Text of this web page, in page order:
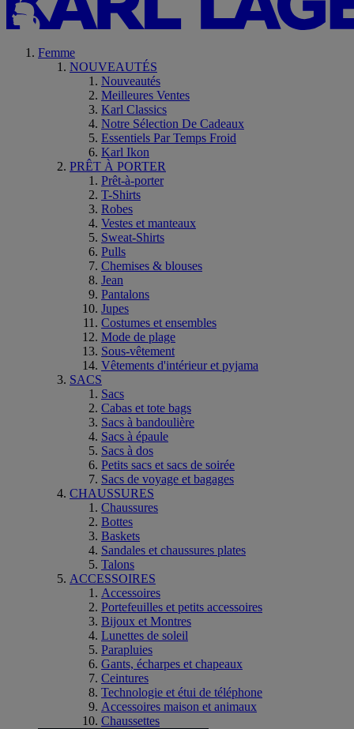
Femme
NOUVEAUTÉS
Nouveautés
Meilleures Ventes
Karl Classics
Notre Sélection De Cadeaux
Essentiels Par Temps Froid
Karl Ikon
PRÊT À PORTER
Prêt-à-porter
T-Shirts
Robes
Vestes et manteaux
Sweat-Shirts
Pulls
Chemises & blouses
Jean
Pantalons
Jupes
Costumes et ensembles
Mode de plage
Sous-vêtement
Vêtements d'intérieur et pyjama
SACS
Sacs
Cabas et tote bags
Sacs à bandoulière
Sacs à épaule
Sacs à dos
Petits sacs et sacs de soirée
Sacs de voyage et bagages
CHAUSSURES
Chaussures
Bottes
Baskets
Sandales et chaussures plates
Talons
ACCESSOIRES
Accessoires
Portefeuilles et petits accessoires
Bijoux et Montres
Lunettes de soleil
Parapluies
Gants, écharpes et chapeaux
Ceintures
Technologie et étui de téléphone
Accessoires maison et animaux
Chaussettes